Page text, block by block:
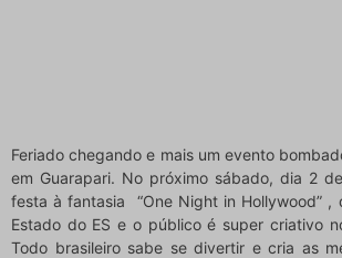
Feriado chegando e mais um evento
em Guarapari. No próximo sábado, dia 2
festa à fantasia “One Night in Hollywood” ,
Estado do ES e o público é super criativo
Todo brasileiro sabe se divertir e cria as